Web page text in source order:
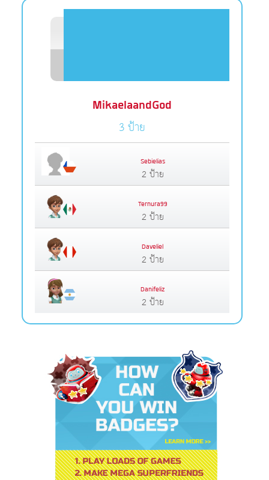
MikaelaandGod
3 ป้าย
Sebielias
2 ป้าย
Ternura99
2 ป้าย
Daveliel
2 ป้าย
Danifeliz
2 ป้าย